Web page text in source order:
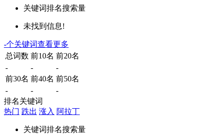
关键词排名搜索量
未找到信息!
-个关键词查看更多
总词数 前10名 前20名
-
-
-
前30名 前40名 前50名
-
-
-
排名关键词
热门 跌出 涨入 阿拉丁
关键词排名搜索量